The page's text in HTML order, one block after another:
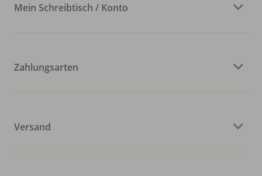
Mein Schreibtisch / Konto
Zahlungsarten
Versand